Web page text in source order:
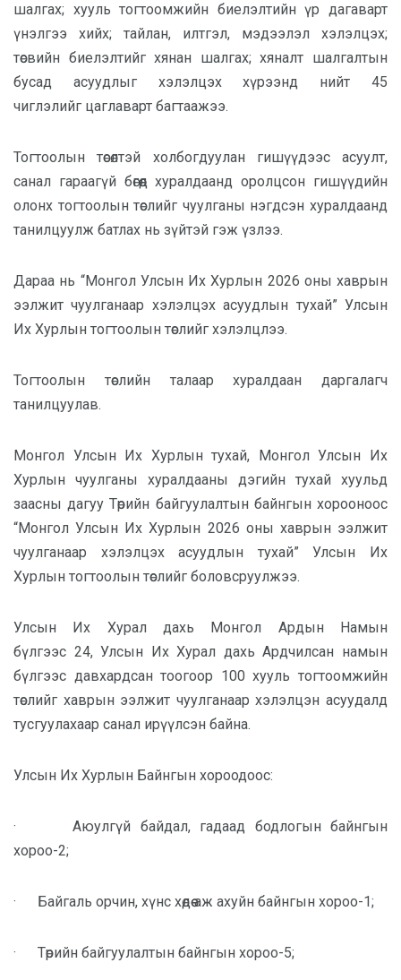
шалгах; хууль тогтоомжийн биелэлтийн үр дагаварт
үнэлгээ хийх; тайлан, илтгэл, мэдээлэл хэлэлцэх;
төсвийн биелэлтийг хянан шалгах; хяналт шалгалтын
бусад асуудлыг хэлэлцэх хүрээнд нийт 45
чиглэлийг цаглаварт багтаажээ.
Тогтоолын төсөлтэй холбогдуулан гишүүдээс асуулт,
санал гараагүй бөгөөд хуралдаанд оролцсон гишүүдийн
олонх тогтоолын төслийг чуулганы нэгдсэн хуралдаанд
танилцуулж батлах нь зүйтэй гэж үзлээ.
Дараа нь “Монгол Улсын Их Хурлын 2026 оны хаврын
ээлжит чуулганаар хэлэлцэх асуудлын тухай” Улсын
Их Хурлын тогтоолын төслийг хэлэлцлээ.
Тогтоолын төслийн талаар хуралдаан даргалагч
танилцуулав.
Монгол Улсын Их Хурлын тухай, Монгол Улсын Их
Хурлын чуулганы хуралдааны дэгийн тухай хуульд
заасны дагуу Төрийн байгуулалтын байнгын хорооноос
“Монгол Улсын Их Хурлын 2026 оны хаврын ээлжит
чуулганаар хэлэлцэх асуудлын тухай” Улсын Их
Хурлын тогтоолын төслийг боловсруулжээ.
Улсын Их Хурал дахь Монгол Ардын Намын
бүлгээс 24, Улсын Их Хурал дахь Ардчилсан намын
бүлгээс давхардсан тоогоор 100 хууль тогтоомжийн
төслийг хаврын ээлжит чуулганаар хэлэлцэн асуудалд
тусгуулахаар санал ирүүлсэн байна.
Улсын Их Хурлын Байнгын хороодоос:
·
Аюулгүй байдал, гадаад бодлогын байнгын
хороо-2;
· Байгаль орчин, хүнс хөдөө аж ахуйн байнгын хороо-1;
· Төрийн байгуулалтын байнгын хороо-5;